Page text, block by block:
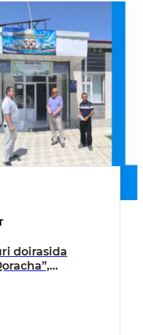
doirasida